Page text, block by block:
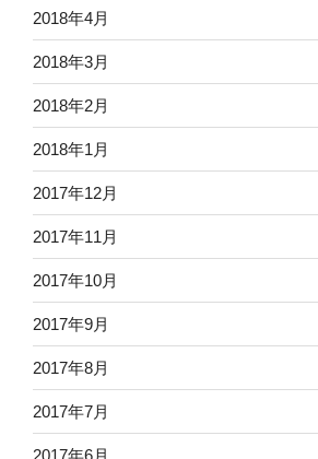
2018年4月
2018年3月
2018年2月
2018年1月
2017年12月
2017年11月
2017年10月
2017年9月
2017年8月
2017年7月
2017年6月